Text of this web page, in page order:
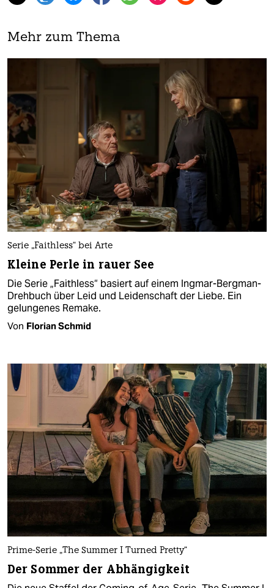
Mehr zum Thema
Serie „Faithless“ bei Arte
Kleine Perle in rauer See
Die Serie „Faithless“ basiert auf einem Ingmar-Bergman-
Drehbuch über Leid und Leidenschaft der Liebe. Ein
gelungenes Remake.
Von Florian Schmid
Prime-Serie „The Summer I Turned Pretty“
Der Sommer der Abhängigkeit